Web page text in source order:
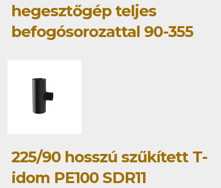
hegesztőgép teljes
befogósorozattal 90-355
225/90 hosszú szűkített T-
idom PE100 SDR11